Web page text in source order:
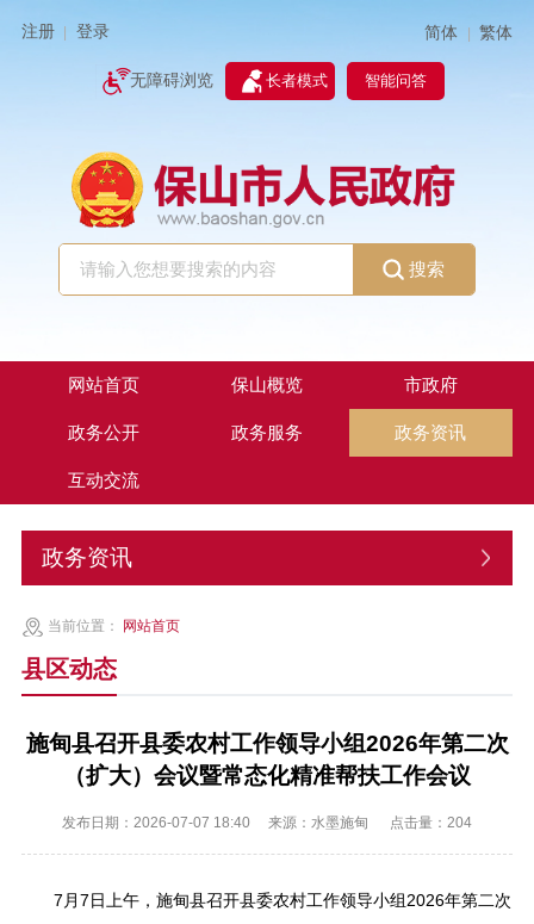
注册 登录 简体 | 繁体
无障碍浏览 长者模式 智能问答
搜索
网站首页 保山概览 市政府
政务公开 政务服务 政务资讯
互动交流
政务资讯
当前位置： 网站首页
县区动态
施甸县召开县委农村工作领导小组2026年第二次
（扩大）会议暨常态化精准帮扶工作会议
发布日期：2026-07-07 18:40 来源：水墨施甸 点击量： 204
7月7日上午，施甸县召开县委农村工作领导小组2026年第二次